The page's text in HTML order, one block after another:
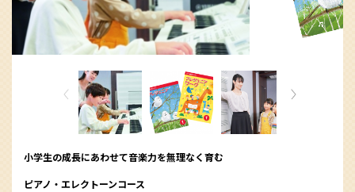
小学生の成長にあわせて音楽力を無理なく育む
ピアノ・エレクトーンコース